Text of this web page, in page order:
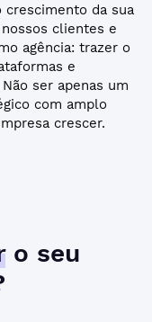
crescimento da sua
clientes e
agência: trazer o
e
ser apenas um
com amplo
crescer.
o seu